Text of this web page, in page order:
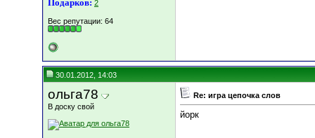
Подарков: 2
Вес репутации: 64
30.01.2012, 14:03
ольга78
В доску свой
Re: игра цепочка слов
йорк